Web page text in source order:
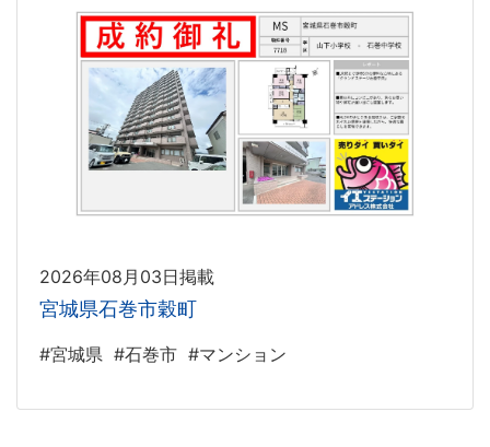
2026年08月03日掲載
宮城県石巻市穀町
#宮城県 #石巻市 #マンション